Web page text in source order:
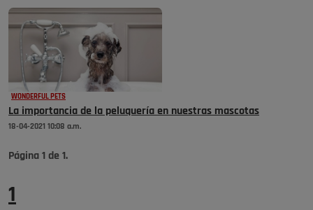
WONDERFUL PETS
La importancia de la peluquería en nuestras mascotas
18-04-2021 10:08 a.m.
Página 1 de 1.
1